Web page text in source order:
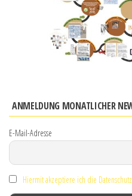
ANMELDUNG MONATLICHER
E-Mail-Adresse
Hiermit akzeptiere ich die